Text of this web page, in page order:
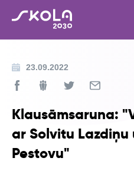
23.09.2022
Klausāmsaruna:
ar Solvitu Lazdiņu
Pestovu"